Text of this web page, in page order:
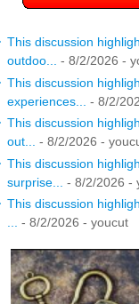
This discussion
outdoo...
- 8/2/2026 -
This discussion
experiences...
- 8/2/
This discussion
out...
- 8/2/2026 -
This discussion
surprise...
- 8/2/2026 -
This discussion
- 8/2/2026 - youcut